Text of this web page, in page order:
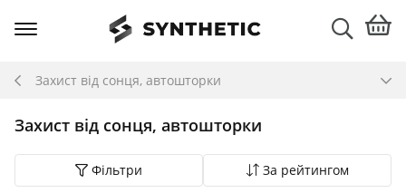
Захист від сонця, автошторки
Захист від сонця, автошторки
Фільтри За рейтингом